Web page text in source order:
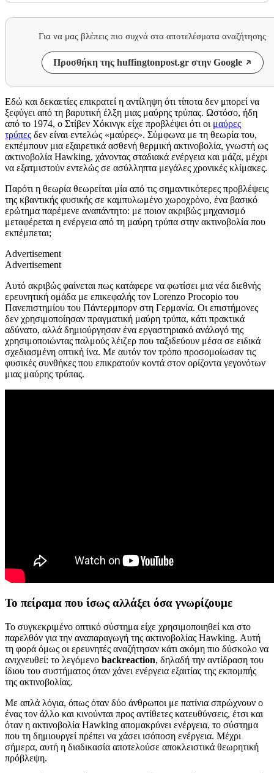
Για να μας βλέπεις πιο συχνά στα αποτελέσματα αναζήτησης
Προσθήκη της huffingtonpost.gr στην Google
Εδώ και δεκαετίες επικρατεί η αντίληψη ότι τίποτα δεν μπορεί να
ξεφύγει από τη βαρυτική έλξη μιας μαύρης τρύπας. Ωστόσο, ήδη
από το 1974, ο Στίβεν Χόκινγκ είχε προβλέψει ότι οι μαύρες
τρύπες δεν είναι εντελώς «μαύρες». Σύμφωνα με τη θεωρία του,
εκπέμπουν μια εξαιρετικά ασθενή θερμική ακτινοβολία, γνωστή ως
ακτινοβολία Hawking, χάνοντας σταδιακά ενέργεια και μάζα, μέχρι
να εξατμιστούν εντελώς σε ασύλληπτα μεγάλες χρονικές κλίμακες.
Παρότι η θεωρία θεωρείται μία από τις σημαντικότερες προβλέψεις
της κβαντικής φυσικής σε καμπυλωμένο χωροχρόνο, ένα βασικό
ερώτημα παρέμενε αναπάντητο: με ποιον ακριβώς μηχανισμό
μεταφέρεται η ενέργεια από τη μαύρη τρύπα στην ακτινοβολία που
εκπέμπεται;
Advertisement
Advertisement
Αυτό ακριβώς φαίνεται πως κατάφερε να φωτίσει μια νέα διεθνής
ερευνητική ομάδα με επικεφαλής τον Lorenzo Procopio του
Πανεπιστημίου του Πάντερμπορν στη Γερμανία. Οι επιστήμονες
δεν χρησιμοποίησαν πραγματική μαύρη τρύπα, κάτι πρακτικά
αδύνατο, αλλά δημιούργησαν ένα εργαστηριακό ανάλογό της
χρησιμοποιώντας παλμούς λέιζερ που ταξιδεύουν μέσα σε ειδικά
σχεδιασμένη οπτική ίνα. Με αυτόν τον τρόπο προσομοίωσαν τις
φυσικές συνθήκες που επικρατούν κοντά στον ορίζοντα γεγονότων
μιας μαύρης τρύπας.
Το πείραμα που ίσως αλλάξει όσα γνωρίζουμε
Το συγκεκριμένο οπτικό σύστημα είχε χρησιμοποιηθεί και στο
παρελθόν για την αναπαραγωγή της ακτινοβολίας Hawking. Αυτή
τη φορά όμως οι ερευνητές αναζήτησαν κάτι ακόμη πιο δύσκολο να
ανιχνευθεί: το λεγόμενο backreaction, δηλαδή την αντίδραση του
ίδιου του συστήματος όταν χάνει ενέργεια εξαιτίας της εκπομπής
της ακτινοβολίας.
Με απλά λόγια, όπως όταν δύο άνθρωποι με πατίνια σπρώχνουν ο
ένας τον άλλο και κινούνται προς αντίθετες κατευθύνσεις, έτσι και
όταν η ακτινοβολία Hawking απομακρύνει ενέργεια, το σύστημα
που τη δημιουργεί πρέπει να χάσει ισόποση ενέργεια. Μέχρι
σήμερα, αυτή η διαδικασία αποτελούσε αποκλειστικά θεωρητική
πρόβλεψη.